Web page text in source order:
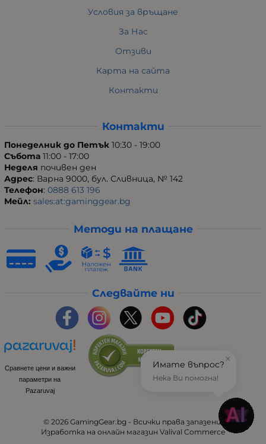
Условия за връщане
За Нас
Отзиви
Карта на сайта
Контакти
Контакти
Понеделник до Петък 10:30 - 19:00
Събота 11:00 - 17:00
Неделя почивен ден
Адрес: Варна 9000, бул. Сливница, № 142
Телефон: 0888 613 196
Мейл: sales:at:gaminggear.bg
Методи на плащане
Следвайте ни
Сравнете цени и важни
параметри на
Pazaruvaj
© 2026 GamingGear.bg - Всички права запазени.
Изработка на онлайн магазин Valival Commerce
×
Имате въпрос?
Нека Ви помогна!